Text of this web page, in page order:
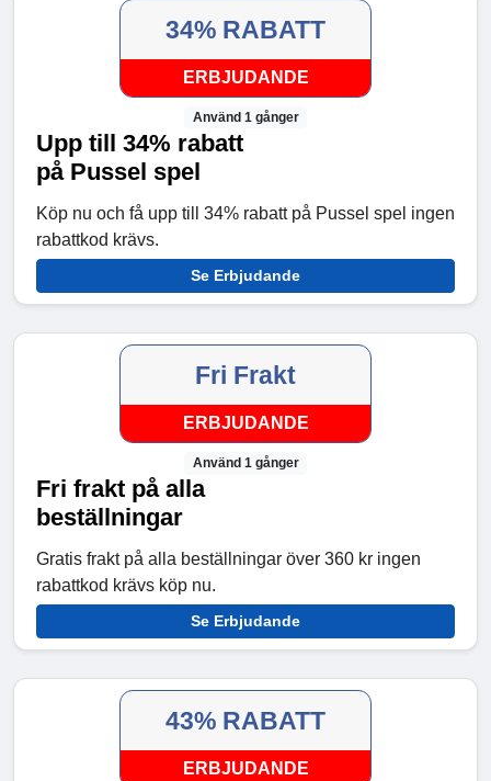
34% RABATT
ERBJUDANDE
Använd 1 gånger
Upp till 34% rabatt
på Pussel spel
Köp nu och få upp till 34% rabatt på Pussel spel ingen
rabattkod krävs.
Se Erbjudande
Fri Frakt
ERBJUDANDE
Använd 1 gånger
Fri frakt på alla
beställningar
Gratis frakt på alla beställningar över 360 kr ingen
rabattkod krävs köp nu.
Se Erbjudande
43% RABATT
ERBJUDANDE